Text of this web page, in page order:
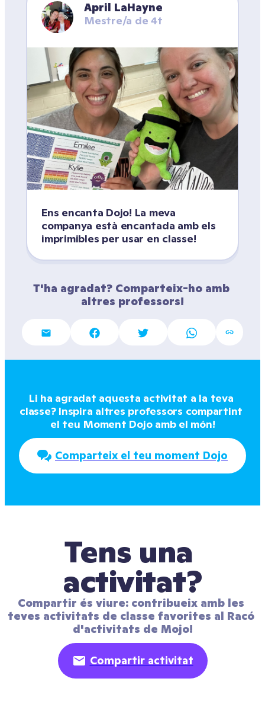
April LaHayne
Mestre/a de 4t
Ens encanta Dojo! La meva
companya està encantada amb els
imprimibles per usar en classe!
T'ha agradat? Comparteix-ho amb
altres professors!
Li ha agradat aquesta activitat a la teva
classe? Inspira altres professors compartint
el teu Moment Dojo amb el món!
Comparteix el teu moment Dojo
Tens una
activitat?
Compartir és viure: contribueix amb les
teves activitats de classe favorites al Racó
d'activitats de Mojo!
Compartir activitat